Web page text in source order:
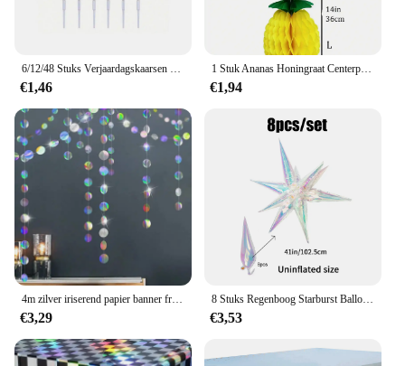
€1,46
1 Stuk Ananas Honingraat Centerpieces Tissue Papier Ananas Tafel Opknoping Decoraties Voor Tropische Luau Hawaiian Jungle Party
€1,94
€3,29
8 Stuks Regenboog Starburst Ballonnen, 41 Inch, Verjaardag, Bruiloft, Disco Feest, Zeemeermin Partij, Concert Decoraties, Ijs En Sneeuw Thema
€3,53